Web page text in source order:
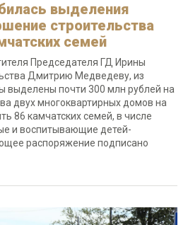
выделения
строительства
семей
Председателя ГД Ирины
Дмитрию Медведеву, из
выделены почти 300 млн рублей на
двух многоквартирных домов на
86 камчатских семей, в числе
и воспитывающие детей-
распоряжение подписано